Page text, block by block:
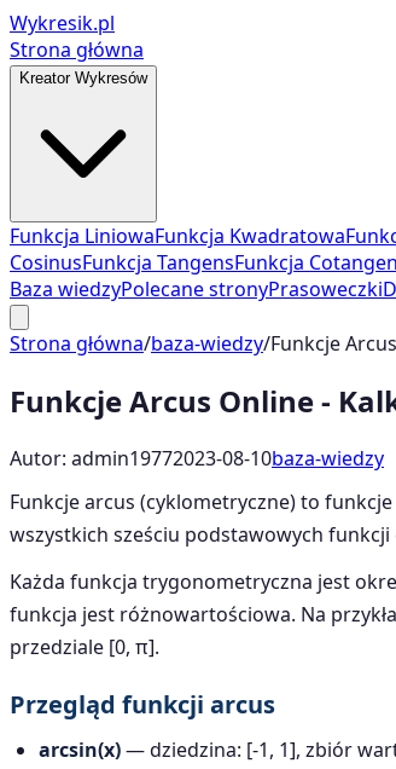
Wykresik.pl
Strona główna
Kreator Wykresów
Funkcja LiniowaFunkcja Kwadratowa
CosinusFunkcja TangensFunkcja
Baza wiedzyPolecane stronyPrasoweczki
Strona główna/baza-wiedzy/Funkcje
Funkcje Arcus Online -
Autor: admin19772023-08-10baza-wiedzy
Funkcje arcus (cyklometryczne) to
wszystkich sześciu podstawowych
Każda funkcja trygonometryczna jest
funkcja jest różnowartościowa. Na
przedziale [0, π].
Przegląd funkcji arcus
arcsin(x)— dziedzina: [-1, 1], zbiór